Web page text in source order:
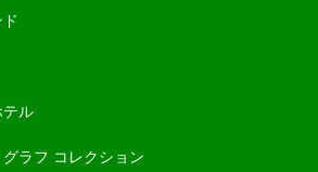
テル
ラフ コレクション